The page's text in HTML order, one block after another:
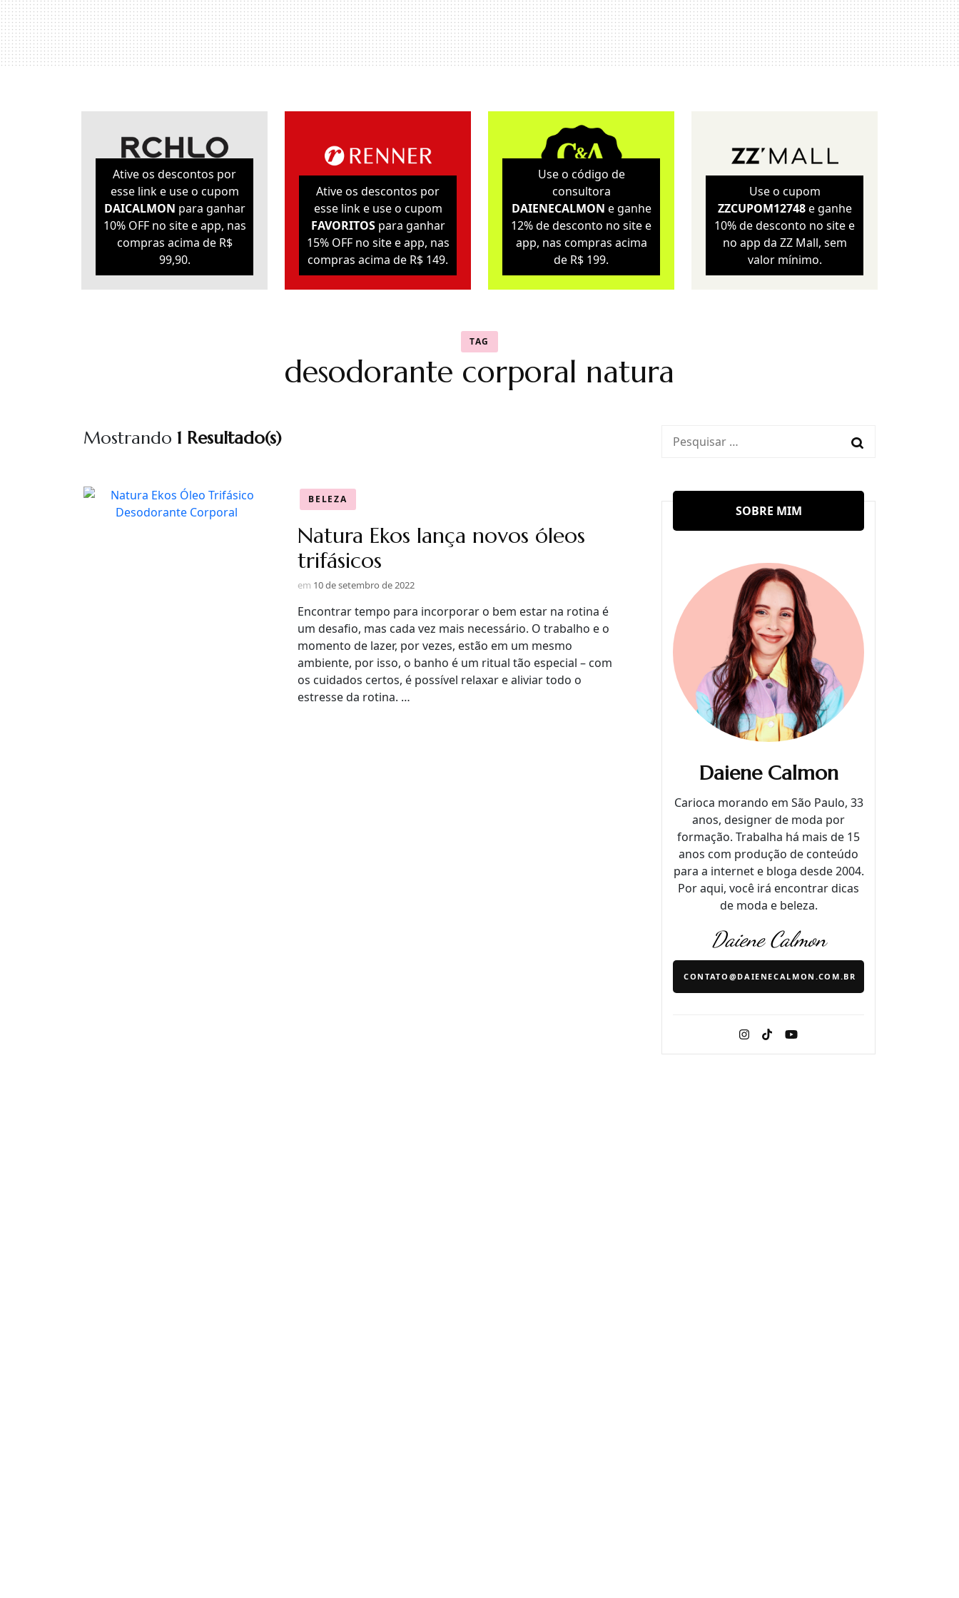
Wellness
Ative os descontos por
esse link e use o cupom
DAICALMON para ganhar
10% OFF no site e app, nas
compras acima de R$
99,90.
Ative os descontos por
esse link e use o cupom
FAVORITOSpara ganhar
15% OFF no site e app, nas
compras acima de R$ 149.
Use o código de
consultora
DAIENECALMON e ganhe
12% de desconto no site e
app, nas compras acima
de R$ 199.
Use o cupom
ZZCUPOM12748e ganhe
10% de desconto no site e
no app da ZZ Mall, sem
valor mínimo.
TAG
desodorante corporal natura
Mostrando 1 Resultado(s)
BELEZA
Natura Ekos lança novos óleos
trifásicos
em 10 de setembro de 2022
Encontrar tempo para incorporar o bem estar na rotina é
um desafio, mas cada vez mais necessário. O trabalho e o
momento de lazer, por vezes, estão em um mesmo
ambiente, por isso, o banho é um ritual tão especial – com
os cuidados certos, é possível relaxar e aliviar todo o
estresse da rotina. …
Pesquisar
SOBRE MIM
Daiene Calmon
Carioca morando em São Paulo, 33
anos, designer de moda por
formação. Trabalha há mais de 15
anos com produção de conteúdo
para a internet e bloga desde 2004.
Por aqui, você irá encontrar dicas
de moda e beleza.
Daiene Calmon
CONTATO@DAIENECALMON.COM.BR